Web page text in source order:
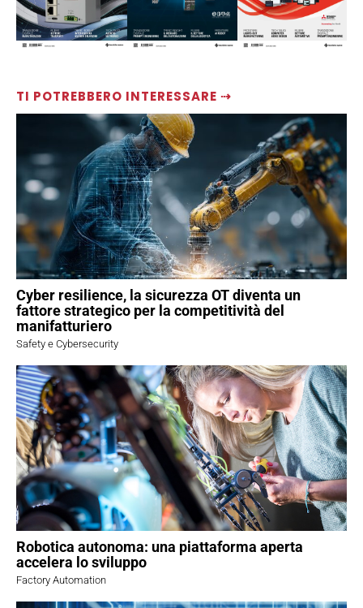
TI POTREBBERO INTERESSARE ⇢
Cyber resilience, la sicurezza OT diventa un
fattore strategico per la competitività del
manifatturiero
Safety e Cybersecurity
Robotica autonoma: una piattaforma aperta
accelera lo sviluppo
Factory Automation